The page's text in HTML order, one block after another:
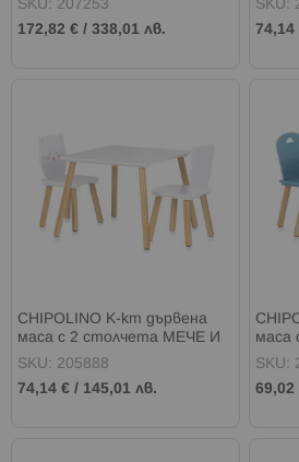
SKU: 207253
172,82 € / 338,01 лв.
SKU:
74,14
CHIPOLINO К-кт дървена
маса с 2 столчета МЕЧЕ И
КОТЕ
SKU: 205888
74,14 € / 145,01 лв.
маса
SKU:
69,02